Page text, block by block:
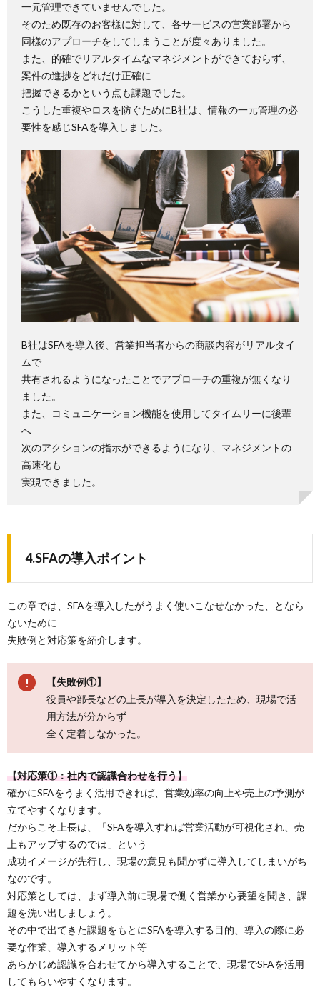
一元管理できていませんでした。
そのため既存のお客様に対して、各サービスの営業部署から
同様のアプローチをしてしまうことが度々ありました。
また、的確でリアルタイムなマネジメントができておらず、
案件の進捗をどれだけ正確に
把握できるかという点も課題でした。
こうした重複やロスを防ぐためにB社は、情報の一元管理の必
要性を感じSFAを導入しました。
B社はSFAを導入後、営業担当者からの商談内容がリアルタイ
ムで
共有されるようになったことでアプローチの重複が無くなり
ました。
また、コミュニケーション機能を使用してタイムリーに後輩
へ
次のアクションの指示ができるようになり、マネジメントの
高速化も
実現できました。
4.SFAの導入ポイント
この章では、SFAを導入したがうまく使いこなせなかった、となら
ないために
失敗例と対応策を紹介します。
【失敗例①】
役員や部長などの上長が導入を決定したため、現場で活
用方法が分からず
全く定着しなかった。
【対応策①：社内で認識合わせを行う】
確かにSFAをうまく活用できれば、営業効率の向上や売上の予測が
立てやすくなります。
だからこそ上長は、「SFAを導入すれば営業活動が可視化され、売
上もアップするのでは」という
成功イメージが先行し、現場の意見も聞かずに導入してしまいがち
なのです。
対応策としては、まず導入前に現場で働く営業から要望を聞き、課
題を洗い出しましょう。
その中で出てきた課題をもとにSFAを導入する目的、導入の際に必
要な作業、導入するメリット等
あらかじめ認識を合わせてから導入することで、現場でSFAを活用
してもらいやすくなります。